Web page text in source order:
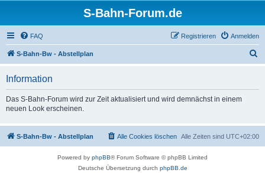
S-Bahn-Forum.de
FAQ Anmelden
Registrieren
S-Bahn-Bw - Abstellplan
Information
Das S-Bahn-Forum wird zur Zeit aktualisiert und wird demnächst in einem
neuen Look erscheinen.
S-Bahn-Bw - Abstellplan Alle Zeiten sind UTC+02:00
Alle Cookies löschen
Powered by phpBB® Forum Software © phpBB Limited
Deutsche Übersetzung durch phpBB.de